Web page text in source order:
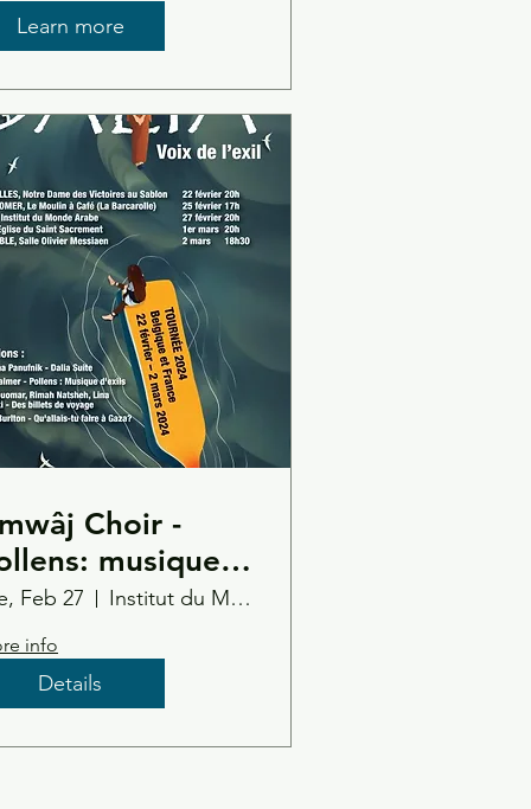
Learn more
Choir -
musique
Feb 27 Institut du Monde Arabe, Paris
info
Details